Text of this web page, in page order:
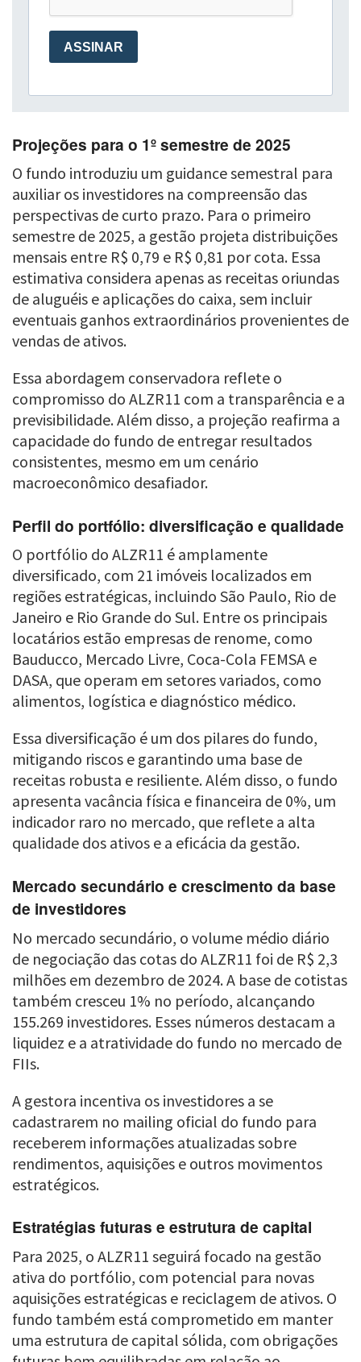
Projeções para o 1º semestre de 2025
O fundo introduziu um guidance semestral para
auxiliar os investidores na compreensão das
perspectivas de curto prazo. Para o primeiro
semestre de 2025, a gestão projeta distribuições
mensais entre R$ 0,79 e R$ 0,81 por cota. Essa
estimativa considera apenas as receitas oriundas
de aluguéis e aplicações do caixa, sem incluir
eventuais ganhos extraordinários provenientes de
vendas de ativos.
Essa abordagem conservadora reflete o
compromisso do ALZR11 com a transparência e a
previsibilidade. Além disso, a projeção reafirma a
capacidade do fundo de entregar resultados
consistentes, mesmo em um cenário
macroeconômico desafiador.
Perfil do portfólio: diversificação e qualidade
O portfólio do ALZR11 é amplamente
diversificado, com 21 imóveis localizados em
regiões estratégicas, incluindo São Paulo, Rio de
Janeiro e Rio Grande do Sul. Entre os principais
locatários estão empresas de renome, como
Bauducco, Mercado Livre, Coca-Cola FEMSA e
DASA, que operam em setores variados, como
alimentos, logística e diagnóstico médico.
Essa diversificação é um dos pilares do fundo,
mitigando riscos e garantindo uma base de
receitas robusta e resiliente. Além disso, o fundo
apresenta vacância física e financeira de 0%, um
indicador raro no mercado, que reflete a alta
qualidade dos ativos e a eficácia da gestão.
Mercado secundário e crescimento da base
de investidores
No mercado secundário, o volume médio diário
de negociação das cotas do ALZR11 foi de R$ 2,3
milhões em dezembro de 2024. A base de cotistas
também cresceu 1% no período, alcançando
155.269 investidores. Esses números destacam a
liquidez e a atratividade do fundo no mercado de
FIIs.
A gestora incentiva os investidores a se
cadastrarem no mailing oficial do fundo para
receberem informações atualizadas sobre
rendimentos, aquisições e outros movimentos
estratégicos.
Estratégias futuras e estrutura de capital
Para 2025, o ALZR11 seguirá focado na gestão
ativa do portfólio, com potencial para novas
aquisições estratégicas e reciclagem de ativos. O
fundo também está comprometido em manter
uma estrutura de capital sólida, com obrigações